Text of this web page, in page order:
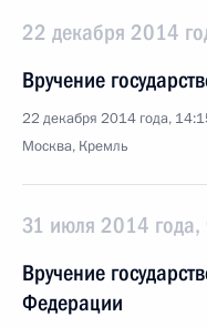
22 декабря 2014
Вручение
22 декабря 2014 года,
Москва, Кремль
31 июля 2014 года,
Вручение
Федерации